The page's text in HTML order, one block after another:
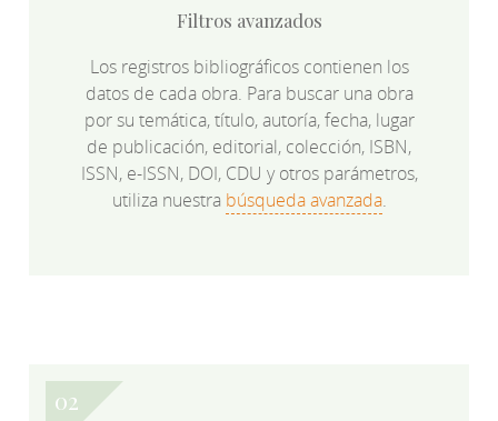
Filtros avanzados
Los registros bibliográficos contienen los
datos de cada obra. Para buscar una obra
por su temática, título, autoría, fecha, lugar
de publicación, editorial, colección, ISBN,
ISSN, e-ISSN, DOI, CDU y otros parámetros,
utiliza nuestra búsqueda avanzada.